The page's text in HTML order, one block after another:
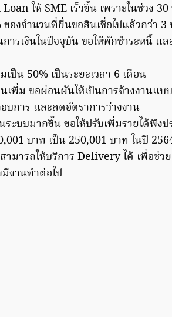
ให้ SME เร็วขึ้น เพราะในช่วง
องจำนวนที่ยื่นขอสินเชื่อไปแล้วกว่า
ารเงินในปัจจุบัน ขอให้พักชำระหนี้ แ
ป็น 50% เป็นระยะเวลา 6 เดือน
พิ่ม ขอผ่อนผันให้เป็นการจ้างงานแบ
บการ และลดอัตราการว่างงาน
ระบบมากขึ้น ขอให้ปรับเพิ่มรายได้พึง
บาท เป็น 250,001 บาท ในปี
มารถให้บริการ Delivery ได้ เพื่อช่ว
งานทำต่อไป